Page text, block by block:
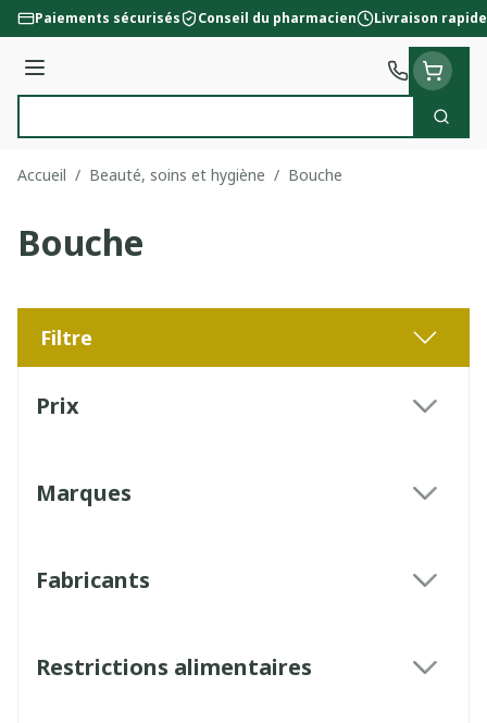
Aller au contenu
Paiements sécurisés Conseil du pharmacien Livraison rapide
Menu
Accueil / Beauté, soins et hygiène / Bouche
Bouche
Filtre
Prix
Marques
Fabricants
Restrictions alimentaires